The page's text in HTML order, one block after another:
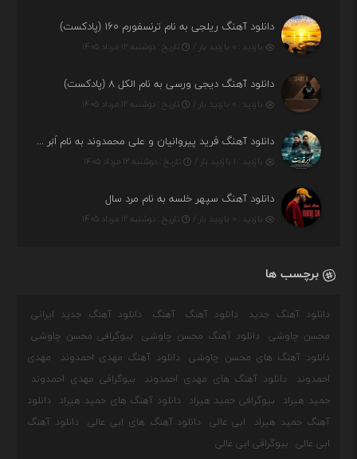
دانلود آهنگ ریلجی به نام ترنسفورم ۱۶۰ (پادکست)
بازدید : ۰ بازدید بار / تاریخ : دوشنبه ۱۲ مرداد ۱۴۰۵
دانلود آهنگ دیجی ورسی به نام الکل ۸ (پادکست)
بازدید : ۰ بازدید بار / تاریخ : دوشنبه ۱۲ مرداد ۱۴۰۵
دانلود آهنگ فرید پیروانیان و علی محمدوند به نام اَبَر قدرت
بازدید : ۱ بازدید بار / تاریخ : دوشنبه ۱۲ مرداد ۱۴۰۵
دانلود آهنگ سپهر خلسه به نام مرد سال
بازدید : ۰ بازدید بار / تاریخ : دوشنبه ۱۲ مرداد ۱۴۰۵
برچسب ها
دانلود آهنگ جدید دانلود آهنگ آهنگ
دانلود آهنگ جدید ایرانی
محسن چاوشی
دانلود آهنگ محسن چاوشی
بیوگرافی محسن چاوشی
دانلود آهنگ های محسن چاوشی
دانلود آهنگ مهدی احمدوند
مهدی
احمدوند
دانلود آهنگ های مهدی احمدوند
بیوگرافی مهدی احمدوند
حمید هیراد
بیوگرافی حمید هیراد دانلود آهنگ های حمید هیراد
دانلود
آهنگ حمید هیراد
ابی عالی دانلود آهنگ های ابی عالی
دانلود آهنگ
ابی عالی
بیوگرافی ابی عالی